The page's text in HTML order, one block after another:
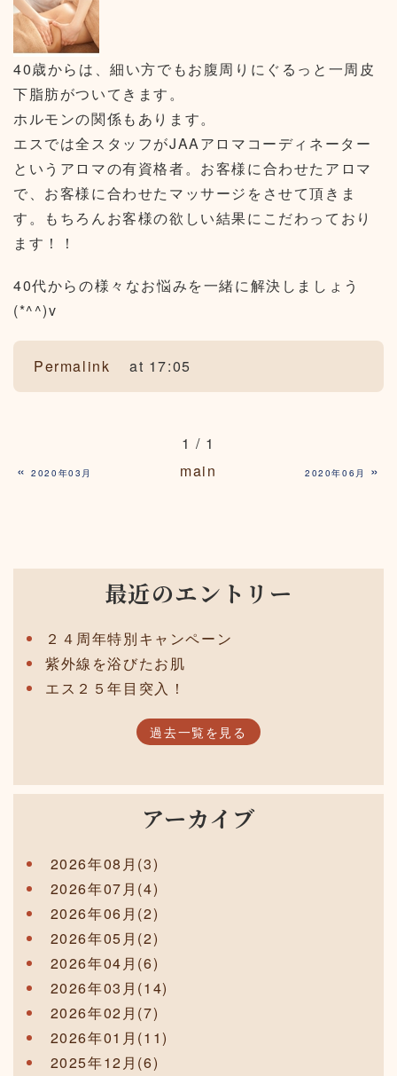
40歳からは、細い方でもお腹周りにぐるっと一周皮
下脂肪がついてきます。
ホルモンの関係もあります。
エスでは全スタッフがJAAアロマコーディネーター
というアロマの有資格者。お客様に合わせたアロマ
で、お客様に合わせたマッサージをさせて頂きま
す。もちろんお客様の欲しい結果にこだわっており
ます！！
40代からの様々なお悩みを一緒に解決しましょう
(*^^)v
Permalink at 17:05
1 / 1
«2020年03月 main 2020年06月 »
最近のエントリー
２４周年特別キャンペーン
紫外線を浴びたお肌
エス２５年目突入！
過去一覧を見る
アーカイブ
2026年08月(3)
2026年07月(4)
2026年06月(2)
2026年05月(2)
2026年04月(6)
2026年03月(14)
2026年02月(7)
2026年01月(11)
2025年12月(6)